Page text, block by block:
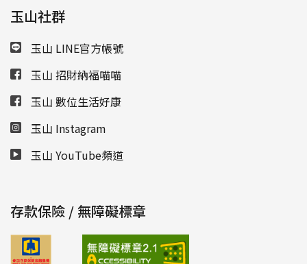
玉山社群
玉山 LINE官方帳號
玉山 招財納福喵喵
玉山 數位生活好康
玉山 Instagram
玉山 YouTube頻道
存款保險 / 無障礙標章